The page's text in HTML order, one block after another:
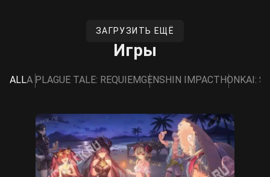
ЗАГРУЗИТЬ ЕЩЁ
Игры
ALLA PLAGUE TALE: REQUIEMGENSHIN IMPACTHONKAI: